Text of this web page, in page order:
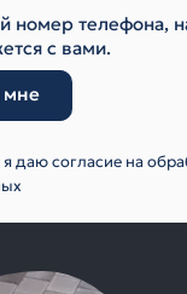
номер телефона,
с вами.
мне
даю согласие на